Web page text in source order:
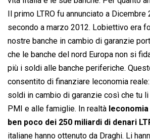
Il primo LTRO fu annunciato a
secondo a marzo 2012. Lobiettivo era
nostre banche in cambio di garanzie
che le banche del nord Europa non si
più i soldi alle banche periferiche.
consentito di finanziare leconomia
soldi in cambio di garanzie così che tu
PMI e alle famiglie. In realtà
ben poco dei 250 miliardi di denari
italiane hanno ottenuto da Draghi. Li